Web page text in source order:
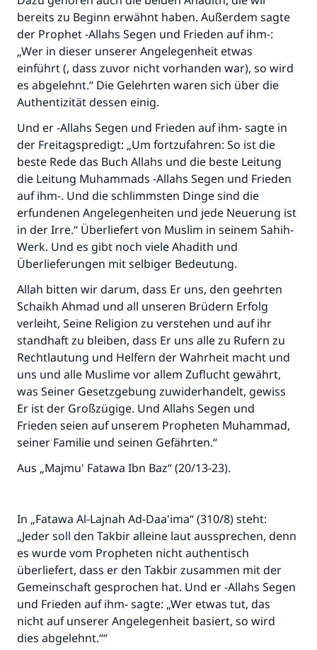
bereits zu Beginn erwähnt haben. Außerdem sagte
der Prophet -Allahs Segen und Frieden auf ihm-:
„Wer in dieser unserer Angelegenheit etwas
einführt (, dass zuvor nicht vorhanden war), so wird
es abgelehnt.“ Die Gelehrten waren sich über die
Authentizität dessen einig.
Und er -Allahs Segen und Frieden auf ihm- sagte in
der Freitagspredigt: „Um fortzufahren: So ist die
beste Rede das Buch Allahs und die beste Leitung
die Leitung Muhammads -Allahs Segen und Frieden
auf ihm-. Und die schlimmsten Dinge sind die
erfundenen Angelegenheiten und jede Neuerung ist
in der Irre.“ Überliefert von Muslim in seinem Sahih-
Werk. Und es gibt noch viele Ahadith und
Überlieferungen mit selbiger Bedeutung.
Allah bitten wir darum, dass Er uns, den geehrten
Schaikh Ahmad und all unseren Brüdern Erfolg
verleiht, Seine Religion zu verstehen und auf ihr
standhaft zu bleiben, dass Er uns alle zu Rufern zu
Rechtlautung und Helfern der Wahrheit macht und
uns und alle Muslime vor allem Zuflucht gewährt,
was Seiner Gesetzgebung zuwiderhandelt, gewiss
Er ist der Großzügige. Und Allahs Segen und
Frieden seien auf unserem Propheten Muhammad,
seiner Familie und seinen Gefährten.“
Aus „Majmu' Fatawa Ibn Baz“ (20/13-23).
In „Fatawa Al-Lajnah Ad-Daa'ima“ (310/8) steht:
„Jeder soll den Takbir alleine laut aussprechen, denn
es wurde vom Propheten nicht authentisch
überliefert, dass er den Takbir zusammen mit der
Gemeinschaft gesprochen hat. Und er -Allahs Segen
und Frieden auf ihm- sagte: „Wer etwas tut, das
nicht auf unserer Angelegenheit basiert, so wird
dies abgelehnt.““